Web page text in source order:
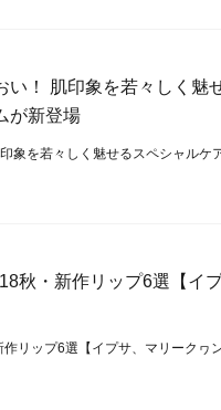
い！ 肌印象を若々しく魅
が新登場
象を若々しく魅せるスペシャルケ
秋・新作リップ6選【イ
リップ6選【イプサ、マリークヮン